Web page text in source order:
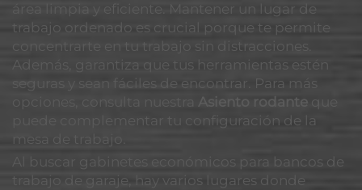
área limpia y eficiente. Mantener un lugar de
trabajo ordenado es crucial porque te permite
concentrarte en tu trabajo sin distracciones.
Además, garantiza que tus herramientas estén
seguras y sean fáciles de encontrar. Para más
Asiento rodante que
puede complementar tu configuración de la
mesa de trabajo.
Al buscar gabinetes económicos para bancos de
trabajo de garaje, hay varios lugares donde